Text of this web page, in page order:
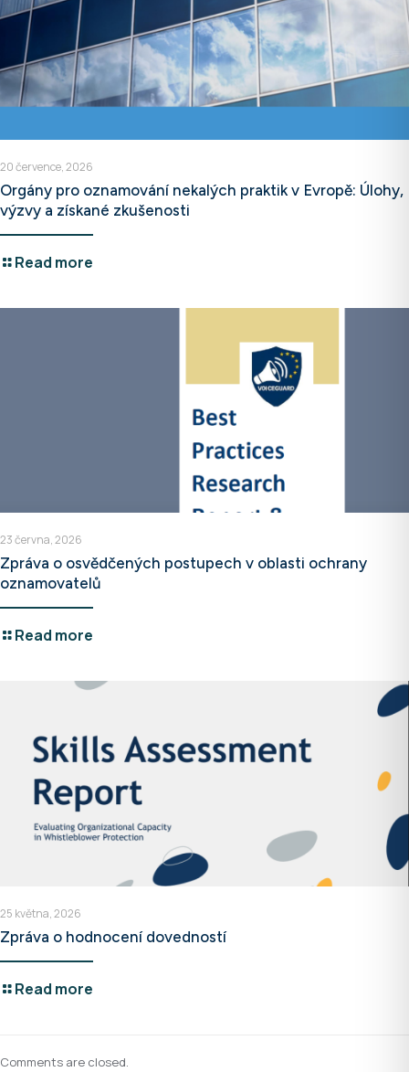
20 července, 2026
Orgány pro oznamování nekalých praktik v Evropě: Úlohy,
výzvy a získané zkušenosti
Read more
23 června, 2026
Zpráva o osvědčených postupech v oblasti ochrany
oznamovatelů
Read more
25 května, 2026
Zpráva o hodnocení dovedností
Read more
Comments are closed.